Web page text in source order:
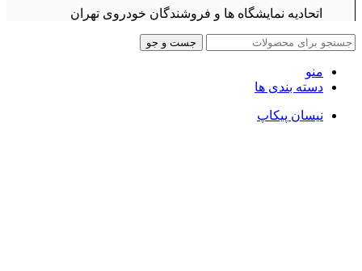
اتحادیه نمایشگاه ها و فروشندگان خودروی تهران
جست و جو
منو
دسته بندی ها
نیسان پیکاپ